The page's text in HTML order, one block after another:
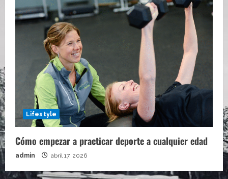
Lifestyle
Cómo empezar a practicar deporte a cualquier edad
admin abril 17, 2026